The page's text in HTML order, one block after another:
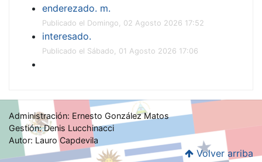
enderezado. m.
Publicado el Domingo, 02 Agosto 2026 17:52
interesado.
Publicado el Sábado, 01 Agosto 2026 17:06
Administración: Ernesto González Matos
Gestión: Denis Lucchinacci
Autor: Lauro Capdevila
Volver arriba